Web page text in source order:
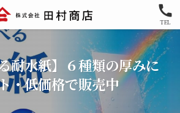
TEL
耐水紙】６種類の厚みに
・低価格で販売中